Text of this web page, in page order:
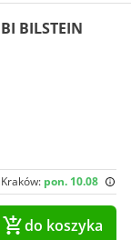
BILSTEIN
Kraków: pon. 10.08
do koszyka